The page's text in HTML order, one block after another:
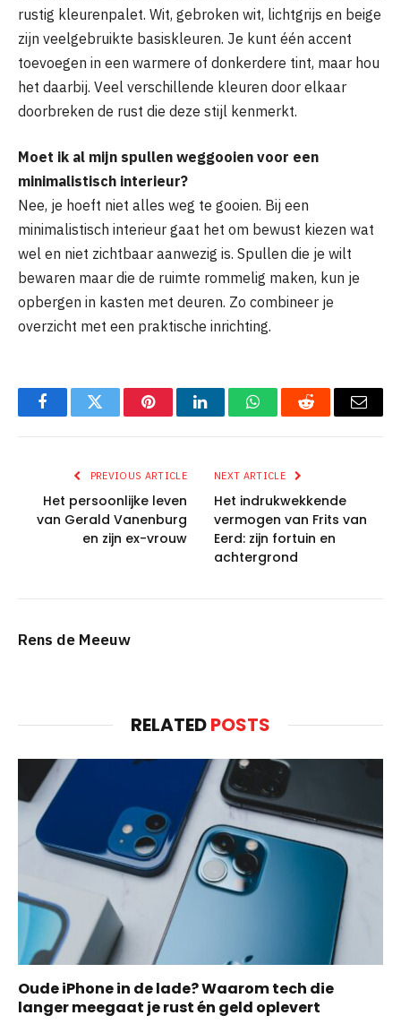
rustig kleurenpalet. Wit, gebroken wit, lichtgrijs en beige
zijn veelgebruikte basiskleuren. Je kunt één accent
toevoegen in een warmere of donkerdere tint, maar hou
het daarbij. Veel verschillende kleuren door elkaar
doorbreken de rust die deze stijl kenmerkt.
Moet ik al mijn spullen weggooien voor een
minimalistisch interieur?
Nee, je hoeft niet alles weg te gooien. Bij een
minimalistisch interieur gaat het om bewust kiezen wat
wel en niet zichtbaar aanwezig is. Spullen die je wilt
bewaren maar die de ruimte rommelig maken, kun je
opbergen in kasten met deuren. Zo combineer je
overzicht met een praktische inrichting.
FacebookTwitter PinterestLinkedInWhatsAppReddit Email
PREVIOUS ARTICLE
Het persoonlijke leven
van Gerald Vanenburg
en zijn ex-vrouw
NEXT ARTICLE
Het indrukwekkende
vermogen van Frits van
Eerd: zijn fortuin en
achtergrond
Rens de Meeuw
RELATEDPOSTS
Oude iPhone in de lade? Waarom tech die
langer meegaat je rust én geld oplevert